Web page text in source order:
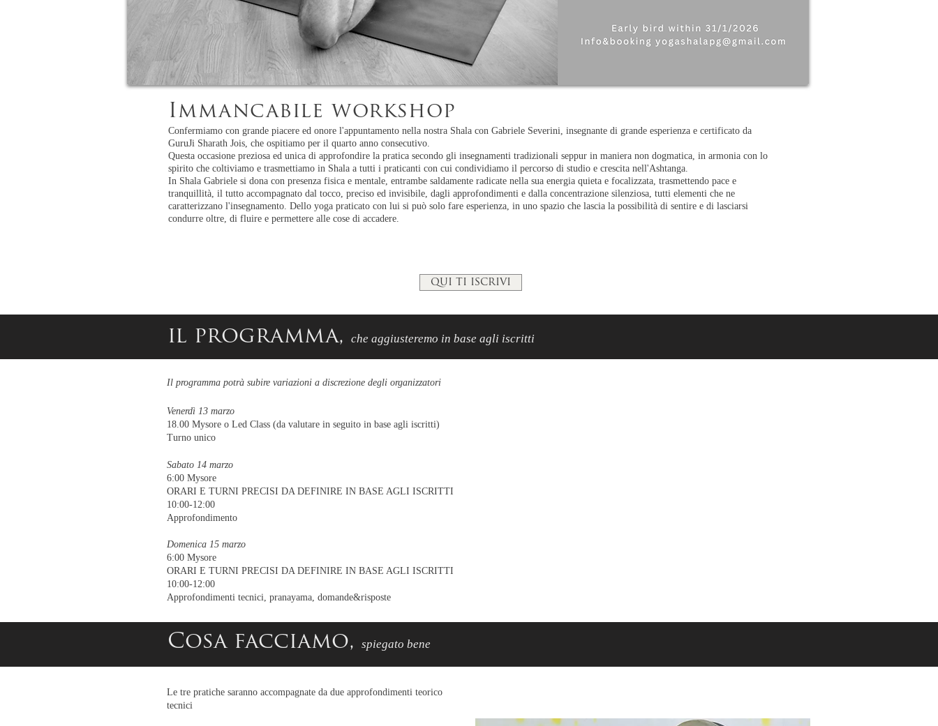
Immancabile workshop
Confermiamo con grande piacere ed onore l'appuntamento nella nostra Shala con Gabriele Severini, insegnante di grande esperienza e certificato da
GuruJi Sharath Jois, che ospitiamo per il quarto anno consecutivo.
Questa occasione preziosa ed unica di approfondire la pratica secondo gli insegnamenti tradizionali seppur in maniera non dogmatica, in armonia con lo
spirito che coltiviamo e trasmettiamo in Shala a tutti i praticanti con cui condividiamo il percorso di studio e crescita nell'Ashtanga.
In Shala Gabriele si dona con presenza fisica e mentale, entrambe saldamente radicate nella sua energia quieta e focalizzata, trasmettendo pace e
tranquillità, il tutto accompagnato dal tocco, preciso ed invisibile, dagli approfondimenti e dalla concentrazione silenziosa, tutti elementi che ne
caratterizzano l'insegnamento. Dello yoga praticato con lui si può solo fare esperienza, in uno spazio che lascia la possibilità di sentire e di lasciarsi
condurre oltre, di fluire e permettere alle cose di accadere.
qui ti iscrivi
il programma, che aggiusteremo in base agli iscritti
Il programma potrà subire variazioni a discrezione degli organizzatori
Venerdì 13 marzo
18.00 Mysore o Led Class (da valutare in seguito in base agli iscritti)
Turno unico
Sabato 14 marzo
6:00 Mysore
ORARI E TURNI PRECISI DA DEFINIRE IN BASE AGLI ISCRITTI
10:00-12:00
Approfondimento
Domenica 15 marzo
6:00 Mysore
ORARI E TURNI PRECISI DA DEFINIRE IN BASE AGLI ISCRITTI
10:00-12:00
Approfondimenti tecnici, pranayama, domande&risposte
Cosa facciamo, spiegato bene
Le tre pratiche saranno accompagnate da due approfondimenti teorico
tecnici